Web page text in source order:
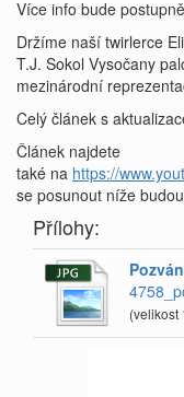
Více info bude postupně
Držíme naší twirlerce
T.J. Sokol Vysočany
mezinárodní
Celý článek s
Článek najdete
také na https://
se posunout níže
Přílohy:
(velikost